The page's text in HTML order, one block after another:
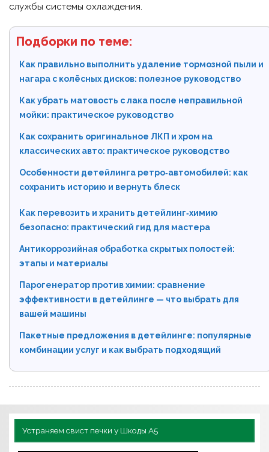
службы системы охлаждения.
Подборки по теме:
Как правильно выполнить удаление тормозной пыли и
нагара с колёсных дисков: полезное руководство
Как убрать матовость с лака после неправильной
мойки: практическое руководство
Как сохранить оригинальное ЛКП и хром на
классических авто: практическое руководство
Особенности детейлинга ретро‑автомобилей: как
сохранить историю и вернуть блеск
Как перевозить и хранить детейлинг‑химию
безопасно: практический гид для мастера
Антикоррозийная обработка скрытых полостей:
этапы и материалы
Парогенератор против химии: сравнение
эффективности в детейлинге — что выбрать для
вашей машины
Пакетные предложения в детейлинге: популярные
комбинации услуг и как выбрать подходящий
Устраняем свист печки у Шкоды А5